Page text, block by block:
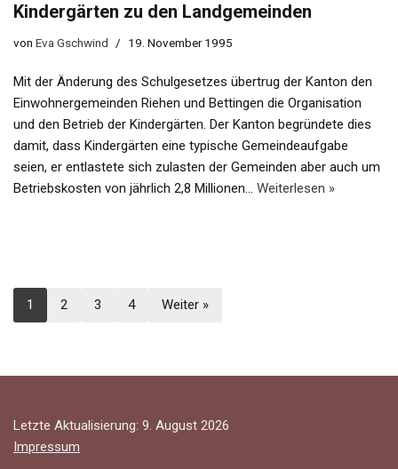
Kindergärten zu den Landgemeinden
von Eva Gschwind 19. November 1995
Mit der Änderung des Schulgesetzes übertrug der Kanton den
Einwohnergemeinden Riehen und Bettingen die Organisation
und den Betrieb der Kindergärten. Der Kanton begründete dies
damit, dass Kindergärten eine typische Gemeindeaufgabe
seien, er entlastete sich zulasten der Gemeinden aber auch um
Betriebskosten von jährlich 2,8 Millionen… Weiterlesen »
1 2 3 4 Weiter »
Letzte Aktualisierung: 9. August 2026
Impressum